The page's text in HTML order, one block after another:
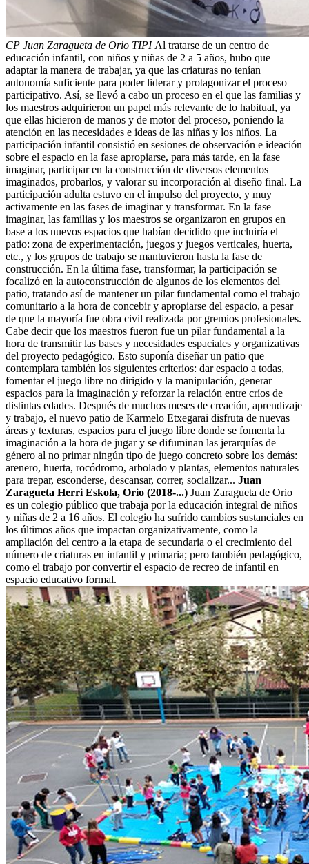
CP Juan Zaragueta de Orio TIPI Al tratarse de un centro de
educación infantil, con niños y niñas de 2 a 5 años, hubo que
adaptar la manera de trabajar, ya que las criaturas no tenían
autonomía suficiente para poder liderar y protagonizar el proceso
participativo. Así, se llevó a cabo un proceso en el que las familias y
los maestros adquirieron un papel más relevante de lo habitual, ya
que ellas hicieron de manos y de motor del proceso, poniendo la
atención en las necesidades e ideas de las niñas y los niños. La
participación infantil consistió en sesiones de observación e ideación
sobre el espacio en la fase apropiarse, para más tarde, en la fase
imaginar, participar en la construcción de diversos elementos
imaginados, probarlos, y valorar su incorporación al diseño final. La
participación adulta estuvo en el impulso del proyecto, y muy
activamente en las fases de imaginar y transformar. En la fase
imaginar, las familias y los maestros se organizaron en grupos en
base a los nuevos espacios que habían decidido que incluiría el
patio: zona de experimentación, juegos y juegos verticales, huerta,
etc., y los grupos de trabajo se mantuvieron hasta la fase de
construcción. En la última fase, transformar, la participación se
focalizó en la autoconstrucción de algunos de los elementos del
patio, tratando así de mantener un pilar fundamental como el trabajo
comunitario a la hora de concebir y apropiarse del espacio, a pesar
de que la mayoría fue obra civil realizada por gremios profesionales.
Cabe decir que los maestros fueron fue un pilar fundamental a la
hora de transmitir las bases y necesidades espaciales y organizativas
del proyecto pedagógico. Esto suponía diseñar un patio que
contemplara también los siguientes criterios: dar espacio a todas,
fomentar el juego libre no dirigido y la manipulación, generar
espacios para la imaginación y reforzar la relación entre críos de
distintas edades. Después de muchos meses de creación, aprendizaje
y trabajo, el nuevo patio de Kar­melo Etxegarai disfruta de nuevas
áreas y texturas, espacios para el juego libre donde se fomenta la
imaginación a la hora de jugar y se difuminan las jerarquías de
género al no primar ningún tipo de juego concreto sobre los demás:
arenero, huerta, rocódromo, arbolado y plantas, elementos naturales
para trepar, esconderse, descansar, correr, socializar... Juan
Zaragueta Herri Eskola, Orio (2018-...) Juan Zaragueta de Orio
es un colegio público que trabaja por la educación integral de niños
y niñas de 2 a 16 años. El colegio ha sufrido cambios sustanciales en
los últimos años que impactan organizativamente, como la
ampliación del centro a la etapa de secundaria o el crecimiento del
número de criaturas en infantil y primaria; pero también pedagógico,
como el trabajo por convertir el espacio de recreo de infantil en
espacio educativo formal.